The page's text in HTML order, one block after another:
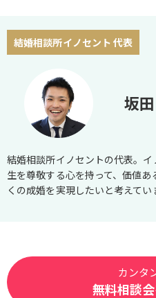
結婚相談所イノセント 代表
坂
結婚相談所イノセントの代表。
生を尊敬する心を持って、価値
くの成婚を実現したいと考えてい
カンタ
無料相談